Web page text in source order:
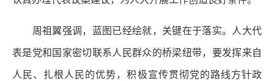
周祖翼强调，蓝图已经绘就，关键在于落实。人大代
表是党和国家密切联系人民群众的桥梁纽带，要发挥来自
人民、扎根人民的优势，积极宣传贯彻党的路线方针政